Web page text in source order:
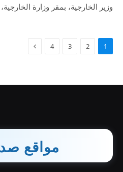
وزير الخارجية، بمقر وزارة
1
2
3
4
مواقع